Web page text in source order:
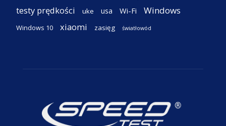
testy prędkości uke usa Wi-Fi Windows
Windows 10 xiaomi zasięg światłowód